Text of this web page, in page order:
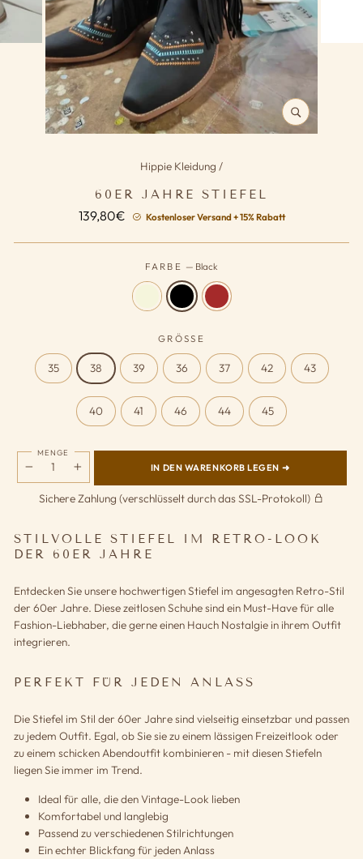
SCHLIESSEN (
ESC)
Hippie Kleidung /
60ER JAHRE STIEFEL
139,80€ Normaler
Kostenloser Versand + 15% Rabatt
FARBE — Black
GRÖSSE
35 38 39 36 37 42 43
40 41 46 44 45
MENGE
IN DEN WARENKORB LEGEN ➜
Sichere Zahlung (verschlüsselt durch das SSL-Protokoll)
STILVOLLE STIEFEL IM RETRO-LOOK
DER 60ER JAHRE
Entdecken Sie unsere hochwertigen Stiefel im angesagten Retro-Stil
der 60er Jahre. Diese zeitlosen Schuhe sind ein Must-Have für alle
Fashion-Liebhaber, die gerne einen Hauch Nostalgie in ihrem Outfit
integrieren.
PERFEKT FÜR JEDEN ANLASS
Die Stiefel im Stil der 60er Jahre sind vielseitig einsetzbar und passen
zu jedem Outfit. Egal, ob Sie sie zu einem lässigen Freizeitlook oder
zu einem schicken Abendoutfit kombinieren - mit diesen Stiefeln
liegen Sie immer im Trend.
Ideal für alle, die den Vintage-Look lieben
Komfortabel und langlebig
Passend zu verschiedenen Stilrichtungen
Ein echter Blickfang für jeden Anlass